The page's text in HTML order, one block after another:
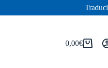
Traduci
Carrello
0,00€